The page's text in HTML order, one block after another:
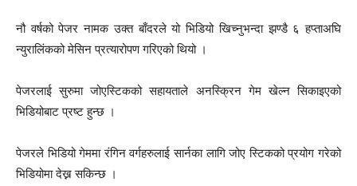
नौ वर्षको पेजर नामक उक्त बाँदरले यो भिडियो खिच्नुभन्दा झण्डै ६ हप्ताअघि
न्युरालिंकको मेसिन प्रत्यारोपण गरिएको थियो ।
पेजरलाई सुरुमा जोएस्टिकको सहायताले अनस्क्रिन गेम खेल्न सिकाइएको
भिडियोबाट प्रष्ट हुन्छ ।
पेजरले भिडियो गेममा रंगिन वर्गहरुलाई सार्नका लागि जोए स्टिकको प्रयोग गरेको
भिडियोमा देख्न सकिन्छ ।